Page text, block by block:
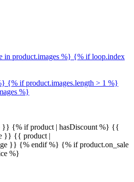
product.images %} {% if loop.index
{% if product.images.length > 1 %}
%}
}} {% if product | hasDiscount %} {{
}} {{ product |
}} {% endif %} {% if product.on_sale
%}